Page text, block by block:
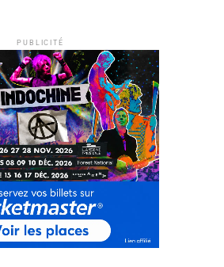
PUBLICITÉ